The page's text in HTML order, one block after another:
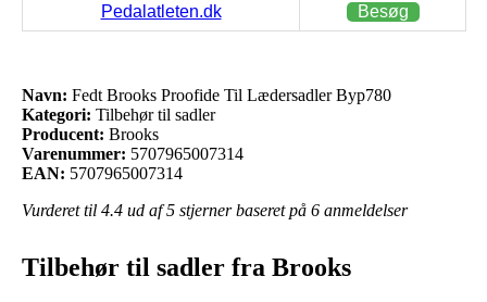
Pedalatleten.dk Besøg
Navn: Fedt Brooks Proofide Til Lædersadler Byp780
Kategori: Tilbehør til sadler
Producent: Brooks
Varenummer: 5707965007314
EAN: 5707965007314
Vurderet til 4.4 ud af 5 stjerner baseret på 6 anmeldelser
Tilbehør til sadler fra Brooks